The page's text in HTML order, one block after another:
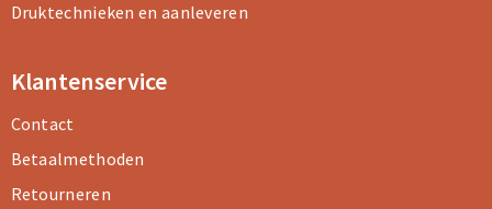
Druktechnieken en aanleveren
Klantenservice
Contact
Betaalmethoden
Retourneren